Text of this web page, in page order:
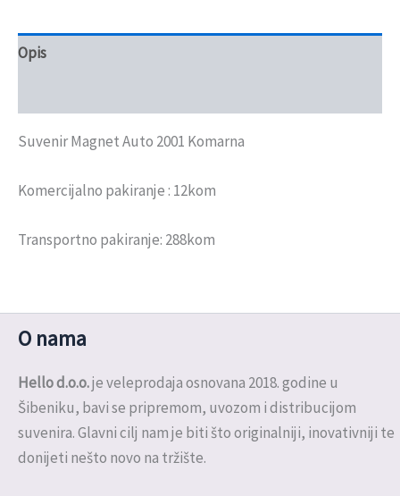
Opis
Suvenir Magnet Auto 2001 Komarna
Komercijalno pakiranje : 12kom
Transportno pakiranje: 288kom
O nama
Hello d.o.o.je veleprodaja osnovana 2018. godine u
Šibeniku, bavi se pripremom, uvozom i distribucijom
suvenira. Glavni cilj nam je biti što originalniji, inovativniji te
donijeti nešto novo na tržište.